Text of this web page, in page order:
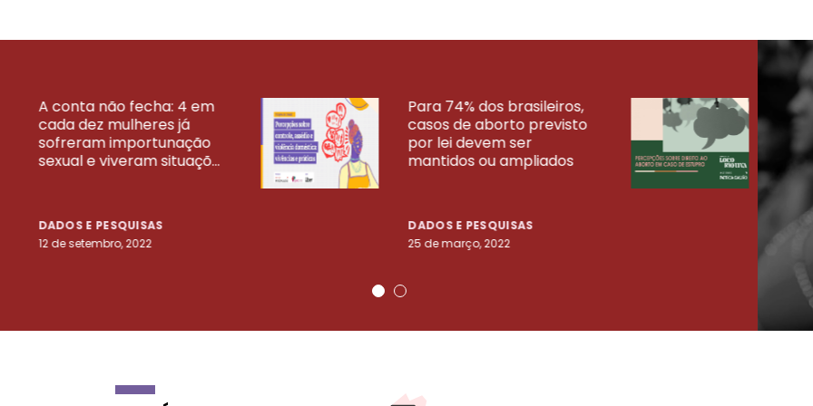
A conta não fecha: 4 em
cada dez mulheres já
sofreram importunação
sexual e viveram situaçõ...
DADOS E PESQUISAS
12 de setembro, 2022
Para 74% dos brasileiros,
casos de aborto previsto
por lei devem ser
mantidos ou ampliados
DADOS E PESQUISAS
25 de março, 2022
23
VEJA MAIS PESQUISAS